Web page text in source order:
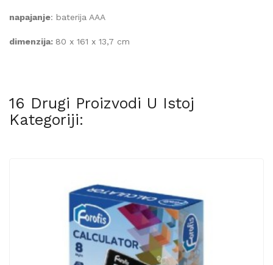
napajanje: baterija AAA
dimenzija: 80 x 161 x 13,7 cm
16 Drugi Proizvodi U Istoj
Kategoriji: